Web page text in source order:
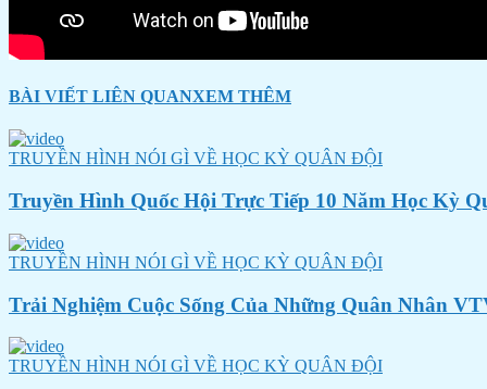
BÀI VIẾT LIÊN QUANXEM THÊM
TRUYỀN HÌNH NÓI GÌ VỀ HỌC KỲ QUÂN ĐỘI
Truyền Hình Quốc Hội Trực Tiếp 10 Năm Học Kỳ
TRUYỀN HÌNH NÓI GÌ VỀ HỌC KỲ QUÂN ĐỘI
Trải Nghiệm Cuộc Sống Của Những Quân Nhân
TRUYỀN HÌNH NÓI GÌ VỀ HỌC KỲ QUÂN ĐỘI